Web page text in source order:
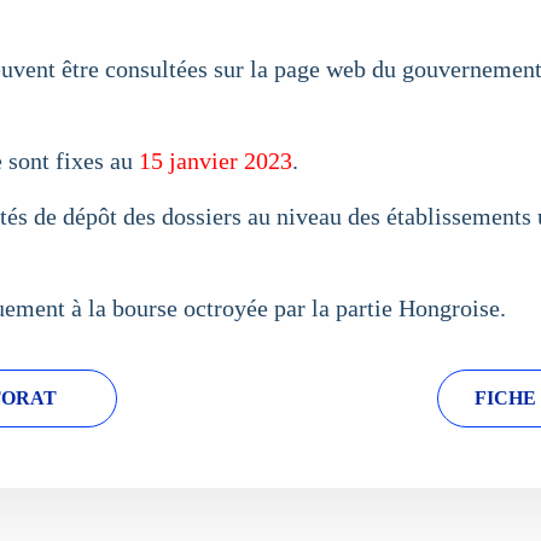
être consultées sur la page web du
sont fixes au 15 janvier 2023.
de dépôt des dossiers au niveau des
à la bourse octroyée par la partie Hongroise.
FICHE